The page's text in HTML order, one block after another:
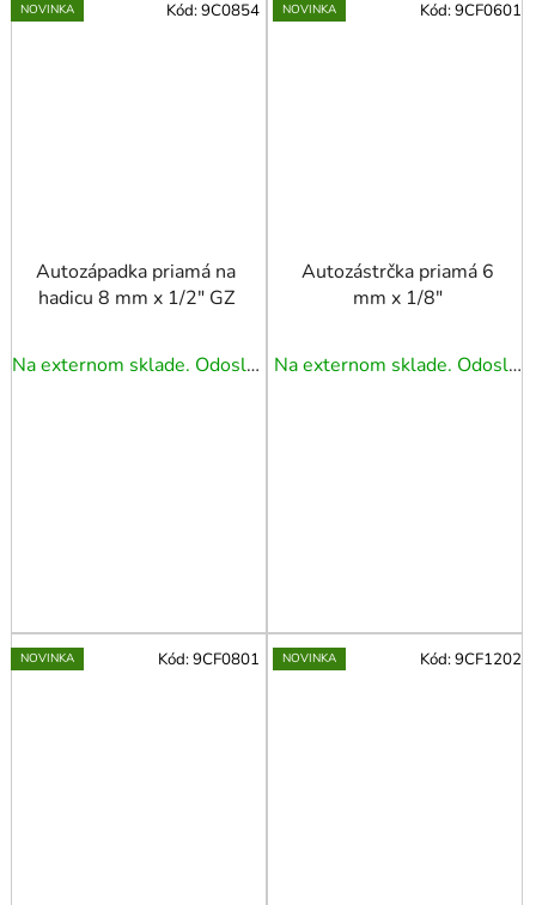
NOVINKA
Autozápadka priamá na
hadicu 8 mm x 1/2" GZ
Na externom sklade. Odoslanie 3 - 5 prac. dní.
Kód:9C0854 NOVINKA
Autozástrčka priamá 6
mm x 1/8"
Na externom sklade. Odoslanie 3 - 5 prac. dní.
Kód:9CF0601
NOVINKA Kód:9CF0801 NOVINKA Kód:9CF1202